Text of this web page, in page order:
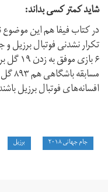
شاید کمتر کسی بداند:
در کتاب فیفا هم این موضوع
تکرار نشدنی فوتبال برزیل و
افسانه‌های فوتبال برزیل
جام جهانی ۲۰۱۸ برزیل